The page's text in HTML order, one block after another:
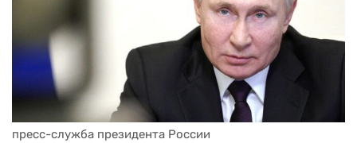
пресс-служба президента России